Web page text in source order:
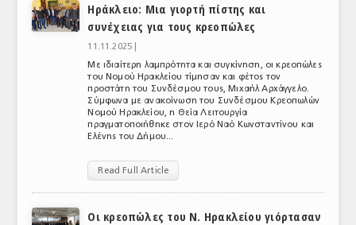
ΘΕΜΑΤΑ
ΕΥΡΩΠΑΪΚΕΣ ΑΠΟΦΑΣΕΙΣ
Ηράκλειο: Μια γιορτή πίστης και
συνέχειας για τους κρεοπώλες
11.11.2025 |
Με ιδιαίτερη λαμπρότητα και συγκίνηση, οι κρεοπώλες
του Νομού Ηρακλείου τίμησαν και φέτος τον
προστάτη του Συνδέσμου τους, Μιχαήλ Αρχάγγελο.
Σύμφωνα με ανακοίνωση του Συνδέσμου Κρεοπωλών
Νομού Ηρακλείου, η Θεία Λειτουργία
πραγματοποιήθηκε στον Ιερό Ναό Κωνσταντίνου και
Ελένης του Δήμου...
Read Full Article
Οι κρεοπώλες του Ν. Ηρακλείου γιόρτασαν